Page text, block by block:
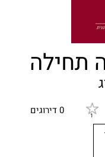
תחילה
0 דירוגים